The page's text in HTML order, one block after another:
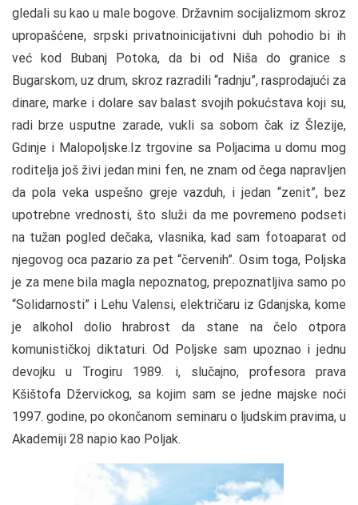
gledali su kao u male bogove. Državnim socijalizmom skroz
upropašćene, srpski privatnoinicijativni duh pohodio bi ih
već kod Bubanj Potoka, da bi od Niša do granice s
Bugarskom, uz drum, skroz razradili “radnju”, rasprodajući za
dinare, marke i dolare sav balast svojih pokućstava koji su,
radi brze usputne zarade, vukli sa sobom čak iz Šlezije,
Gdinje i Malopoljske.Iz trgovine sa Poljacima u domu mog
roditelja još živi jedan mini fen, ne znam od čega napravljen
da pola veka uspešno greje vazduh, i jedan “zenit”, bez
upotrebne vrednosti, što služi da me povremeno podseti
na tužan pogled dečaka, vlasnika, kad sam fotoaparat od
njegovog oca pazario za pet “červenih”. Osim toga, Poljska
je za mene bila magla nepoznatog, prepoznatljiva samo po
“Solidarnosti” i Lehu Valensi, električaru iz Gdanjska, kome
je alkohol dolio hrabrost da stane na čelo otpora
komunističkoj diktaturi. Od Poljske sam upoznao i jednu
devojku u Trogiru 1989. i, slučajno, profesora prava
Kšištofa Džervickog, sa kojim sam se jedne majske noći
1997. godine, po okončanom seminaru o ljudskim pravima, u
Akademiji 28 napio kao Poljak.